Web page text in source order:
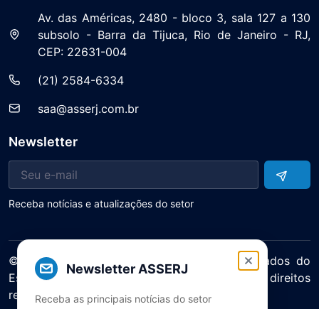
Newsletter ASSERJ
Receba as principais notícias do setor
Av. das Américas, 2480 - bloco 3, sala 127 a 130
subsolo - Barra da Tijuca, Rio de Janeiro - RJ,
CEP: 22631-004
(21) 2584-6334
saa@asserj.com.br
Newsletter
Receba notícias e atualizações do setor
© 2025 ASERJ – Associação de Supermercados do
Estado do Rio de Janeiro. Todos os direitos
reservados.